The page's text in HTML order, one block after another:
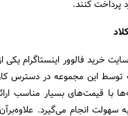
پرداخت کنند.
خرید فالوور اینستاگرام
توسط این مجموعه در دسترس
قیمت‌های بسیار مناسب
انجام می‌گیرد.